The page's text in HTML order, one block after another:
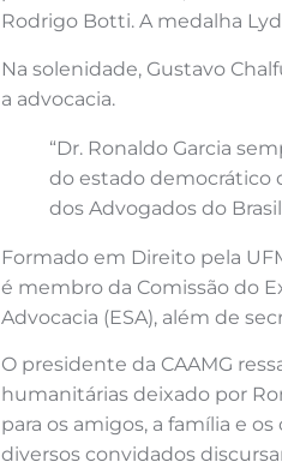
Rodrigo Botti. A medalha
Na solenidade, Gustavo
a advocacia.
“Dr. Ronaldo Garcia
do estado democrático
dos Advogados do
Formado em Direito pela
é membro da Comissão do
Advocacia (ESA), além de
O presidente da CAAMG
humanitárias deixado por
para os amigos, a família e
diversos convidados